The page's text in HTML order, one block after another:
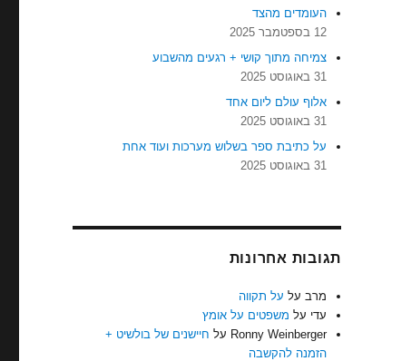
העומדים מהצד
12 בספטמבר 2025
צמיחה מתוך קושי + רגעים מהשבוע
31 באוגוסט 2025
אלוף עולם ליום אחד
31 באוגוסט 2025
על כתיבת ספר בשלוש מערכות ועוד אחת
31 באוגוסט 2025
תגובות אחרונות
מרב על על תקווה
עדי על משפטים על אומץ
Ronny Weinberger על חיישנים של בולשיט +
הזמנה להקשבה